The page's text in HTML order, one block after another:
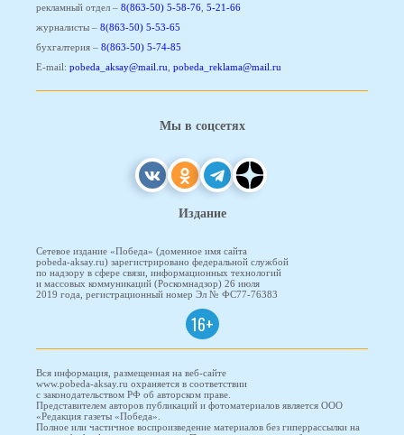
рекламный отдел – 8(863-50) 5-58-76 5-21-66
журналисты – 8(863-50) 5-53-65
бухгалтерия – 8(863-50) 5-74-85
E-mail: pobeda_aksay@mail.ru pobeda_reklama@mail.ru
Мы в соцсетях
Издание
Сетевое издание «Победа» (доменное имя сайта
pobeda-aksay.ru) зарегистрировано федеральной службой
по надзору в сфере связи, информационных технологий
и массовых коммуникаций (Роскомнадзор) 26 июля
2019 года, регистрационный номер Эл № ФС77-76383
16+
Вся информация, размещенная на веб-сайте
www.pobeda-aksay.ru охраняется в соответствии
с законодательством РФ об авторском праве.
Представителем авторов публикаций и фотоматериалов является ООО
«Редакция газеты «Победа».
Полное или частичное воспроизведение материалов без гиперрассылки на